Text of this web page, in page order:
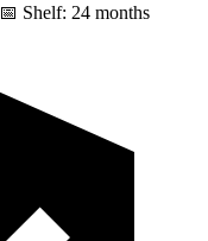
📅 Shelf: 24 months